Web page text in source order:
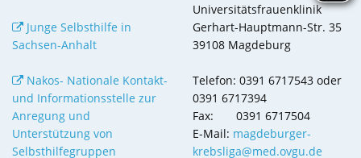
Junge Selbsthilfe in
Sachsen-Anhalt
Nakos- Nationale Kontakt-
und Informationsstelle zur
Anregung und
Unterstützung von
Selbsthilfegruppen
Universitätsfrauenklinik
Gerhart-Hauptmann-Str. 35
39108 Magdeburg
Telefon: 0391 6717543 oder
0391 6717394
Fax: 0391 6717504
E-Mail: magdeburger-
krebsliga@med.ovgu.de